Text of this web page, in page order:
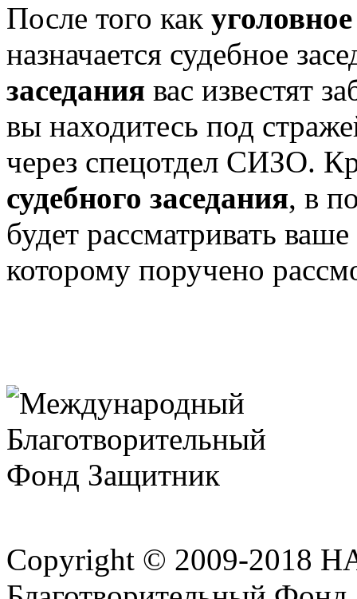
После того как
назначается судебное
заседания вас известят
вы находитесь под
через спецотдел СИЗО.
судебного заседания, в
будет рассматривать
которому поручено
Copyright © 2009-2018